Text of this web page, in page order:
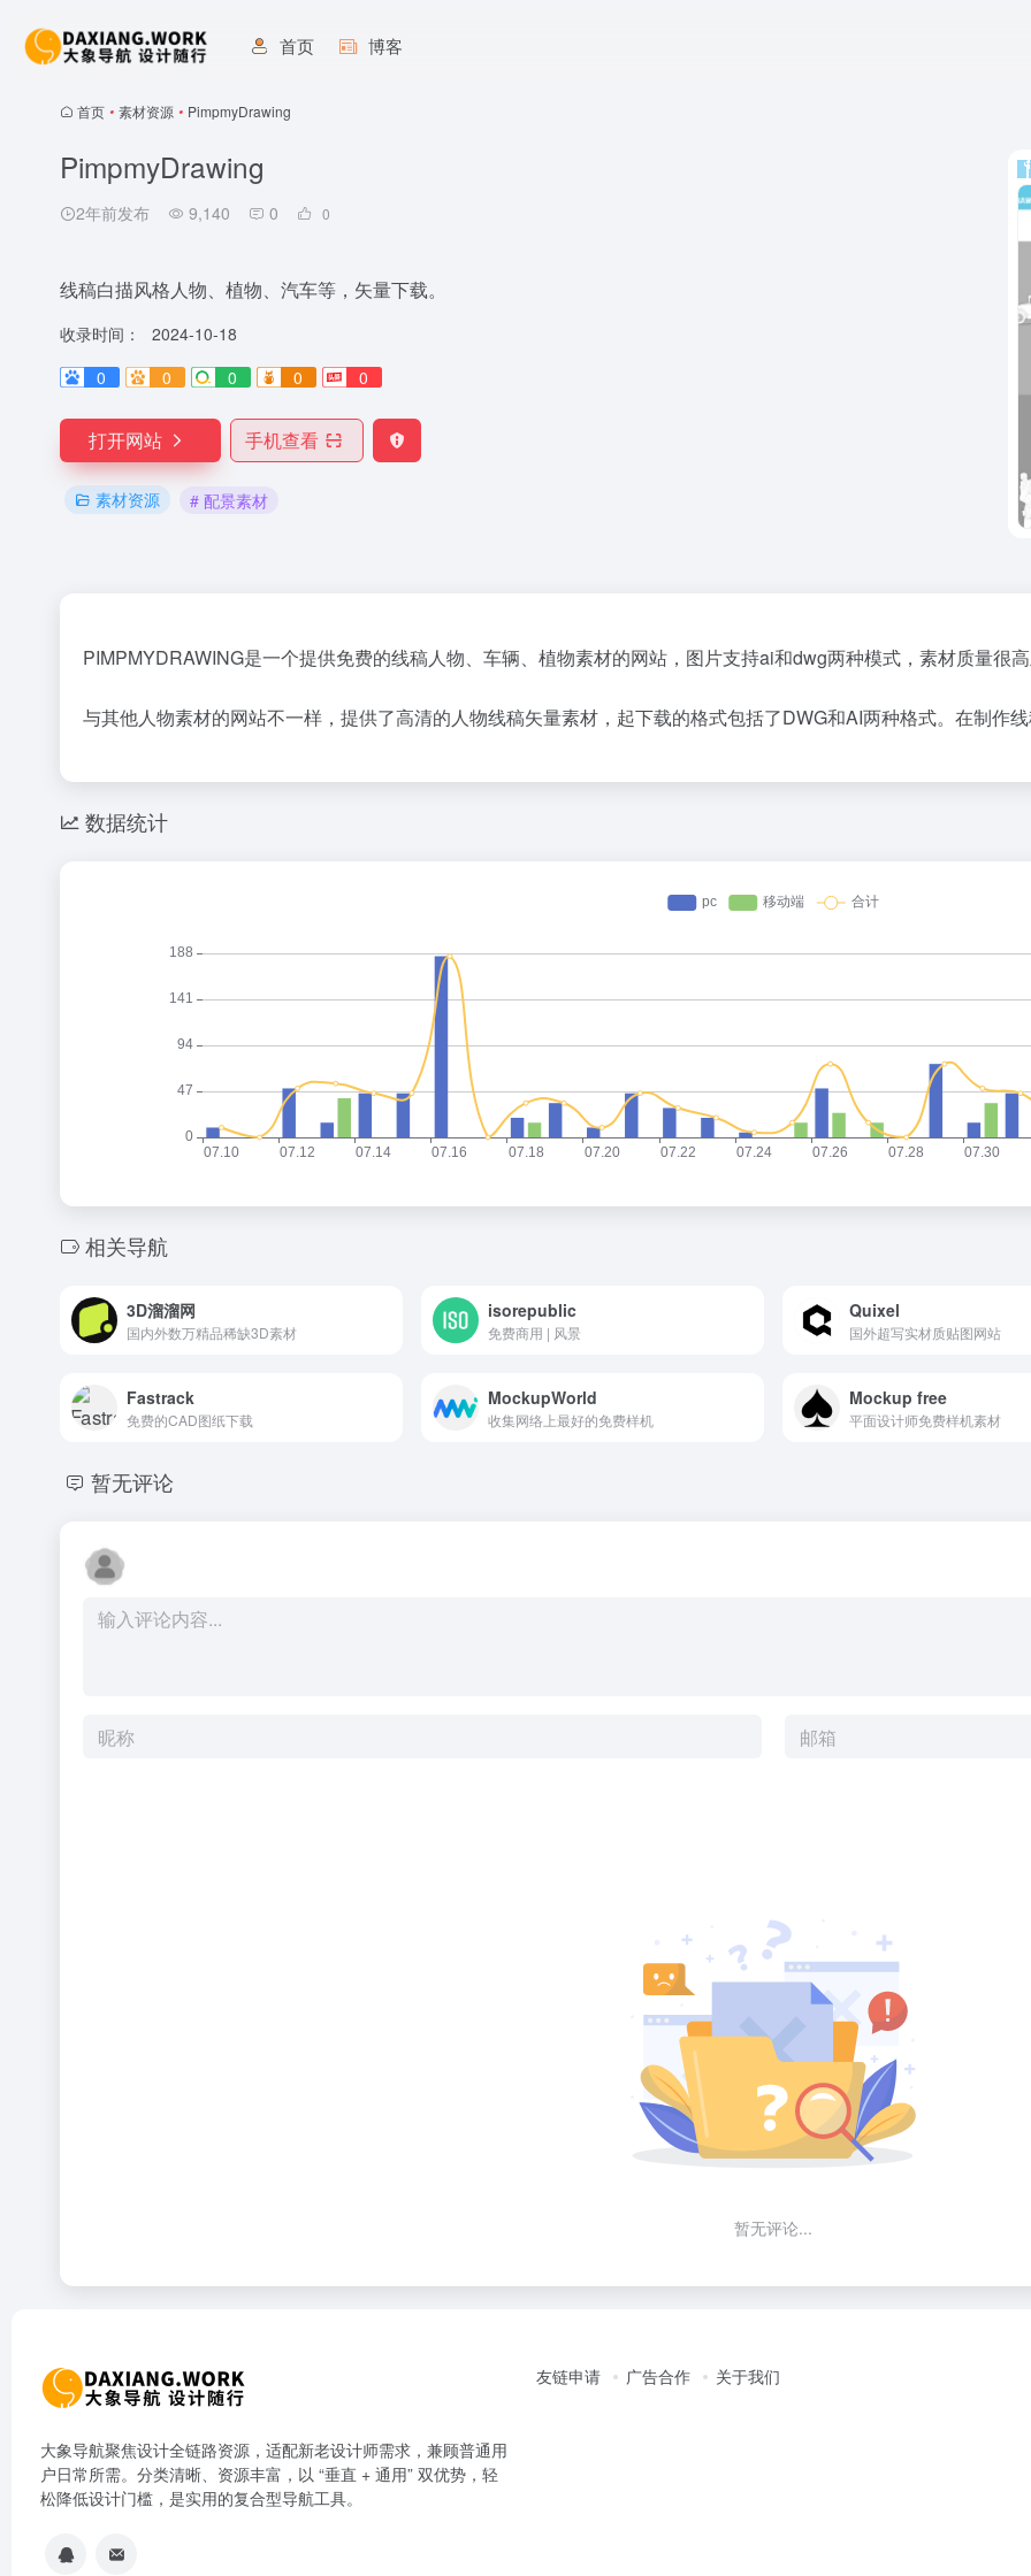
首页 博客
首页 • 素材资源 • PimpmyDrawing
PimpmyDrawing
2年前发布 9,140 0 0
线稿白描风格人物、植物、汽车等，矢量下载。
收录时间：
2024-10-18
0
0 0 0 0
打开网站 手机查看
素材资源 # 配景素材
PIMPMYDRAWING是一个提供免费的线稿人物、车辆、植物素材的网站，图片支持ai和dwg两种模式，素材质量很
与其他人物素材的网站不一样，提供了高清的人物线稿矢量素材，起下载的格式包括了DWG和AI两种格式。在制作
数据统计
相关导航
3D溜溜网
国内外数万精品稀缺3D素材
isorepublic
免费商用 | 风景
Quixel
国外超写实材质贴图网站
Fastrack
免费的CAD图纸下载
MockupWorld
收集网络上最好的免费样机
Mockup free
平面设计师免费样机素材
暂无评论
暂无评论...
大象导航聚焦设计全链路资源，适配新老设计师需求，兼顾普通用
户日常所需。分类清晰、资源丰富，以 “垂直 + 通用” 双优势，轻
松降低设计门槛，是实用的复合型导航工具。
友链申请 广告合作 关于我们